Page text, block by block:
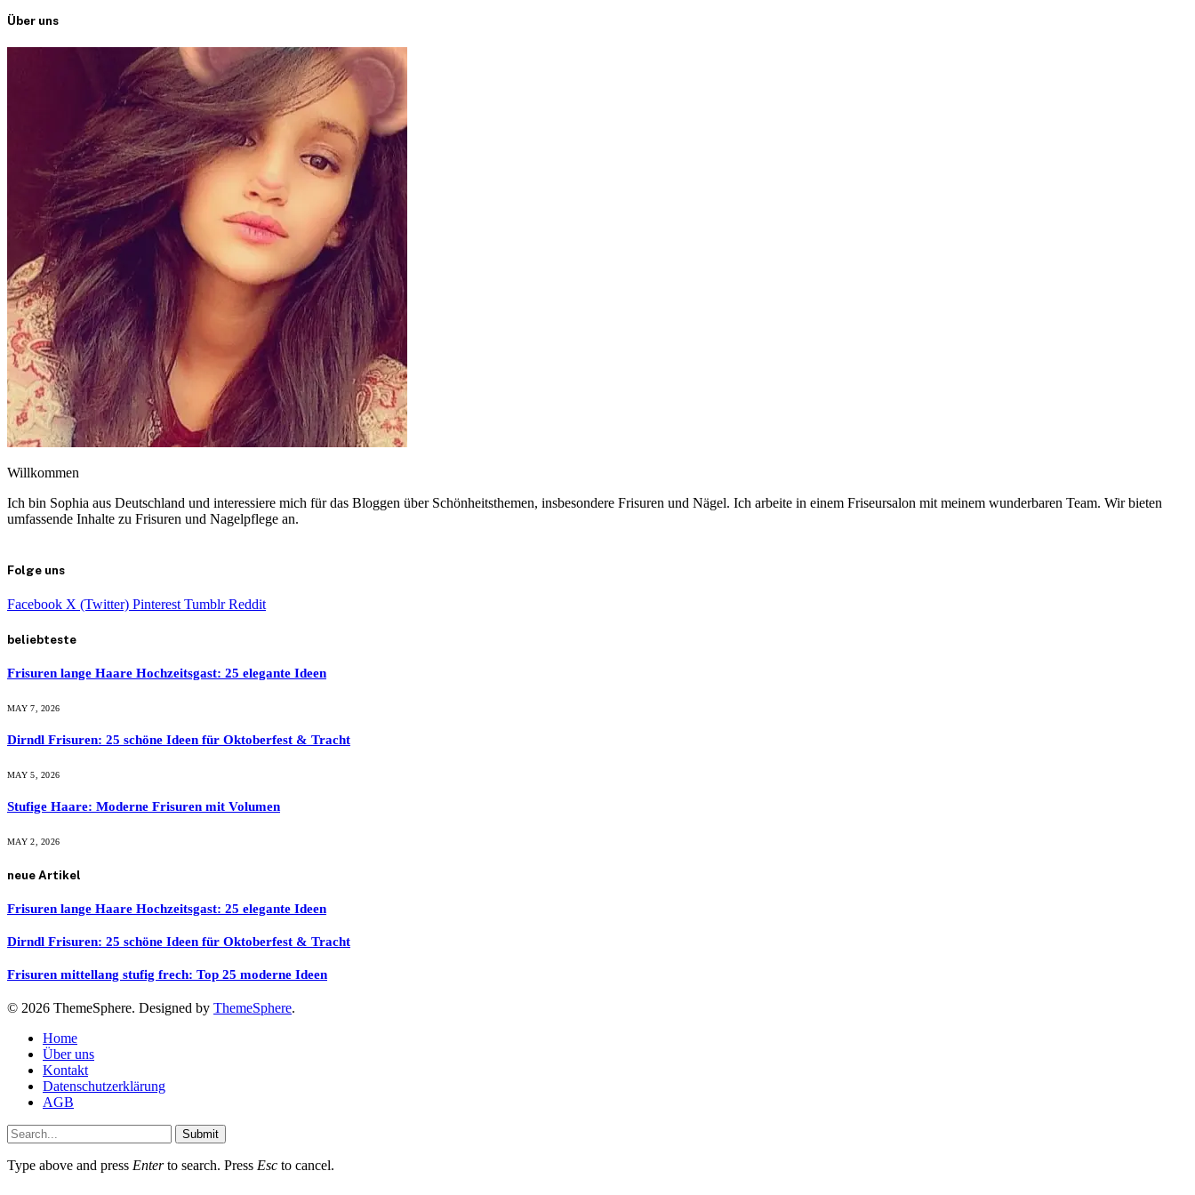
Über uns
Willkommen
Ich bin Sophia aus Deutschland und interessiere mich für das Bloggen über Schönheitsthemen, insbesondere Frisuren und Nägel. Ich arbeite in einem Friseursalon mit meinem wunderbaren Team. Wir bieten
umfassende Inhalte zu Frisuren und Nagelpflege an.
Folge uns
Facebook X (Twitter) Pinterest Tumblr Reddit
beliebteste
Frisuren lange Haare Hochzeitsgast: 25 elegante Ideen
MAY 7, 2026
Dirndl Frisuren: 25 schöne Ideen für Oktoberfest & Tracht
MAY 5, 2026
Stufige Haare: Moderne Frisuren mit Volumen
MAY 2, 2026
neue Artikel
Frisuren lange Haare Hochzeitsgast: 25 elegante Ideen
Dirndl Frisuren: 25 schöne Ideen für Oktoberfest & Tracht
Frisuren mittellang stufig frech: Top 25 moderne Ideen
© 2026 ThemeSphere. Designed by ThemeSphere.
Home
Über uns
Kontakt
Datenschutzerklärung
AGB
Submit
Type above and press Enterto search. Press Esc to cancel.